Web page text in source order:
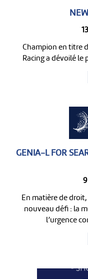
Champion en titre
Racing a dévoilé
GENIA-L FOR
En matière de
nouveau défi : la
l’urgence